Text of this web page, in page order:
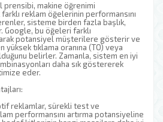
makine öğrenimi
reklam öğelerinin performansını
sisteme birden fazla başlık,
Google, bu öğeleri farklı
potansiyel müşterilere gösterir ve
yüksek tıklama oranına (TO) veya
belirler. Zamanla, sistem en iyi
daha sık göstererek
eder.
reklamlar, sürekli test ve
performansını artırma potansiyeline